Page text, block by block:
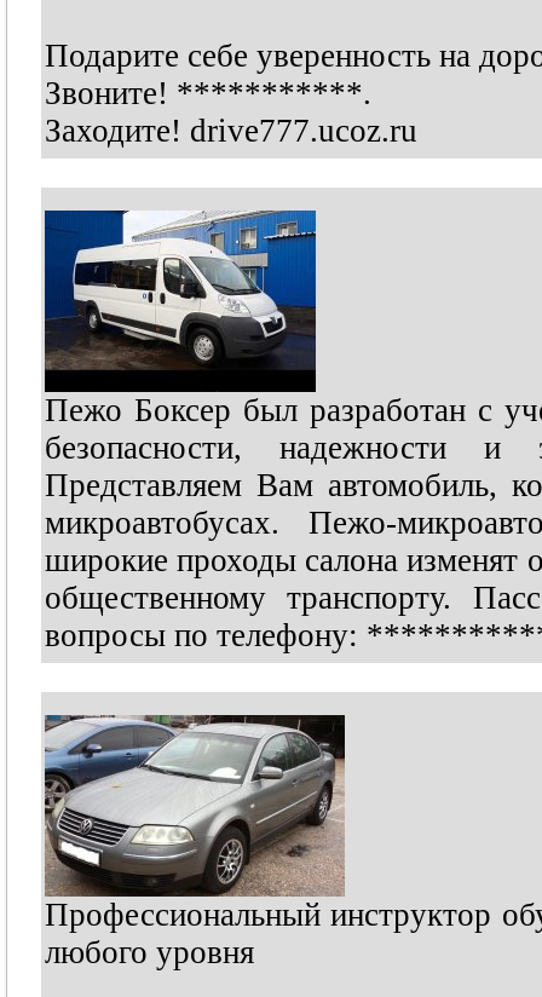
Подарите себе уверенность на
Звоните! ***********.
Заходите! drive777.ucoz.ru
Пежо Боксер был разработан с
безопасности, надежности и
Представляем Вам автомобиль,
микроавтобусах. Пежо-
широкие проходы салона изменят
общественному транспорту.
вопросы по телефону:
Профессиональный инструктор
любого уровня